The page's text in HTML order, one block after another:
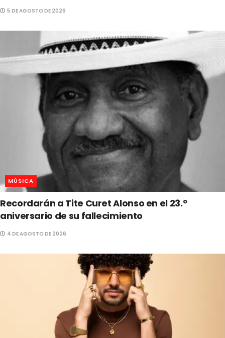
5 DE AGOSTO DE 2026
MÚSICA
Recordarán a Tite Curet Alonso en el 23.º
aniversario de su fallecimiento
4 DE AGOSTO DE 2026